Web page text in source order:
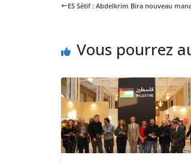
ES Sétif : Abdelkrim Bira nouveau
Vous pourrez